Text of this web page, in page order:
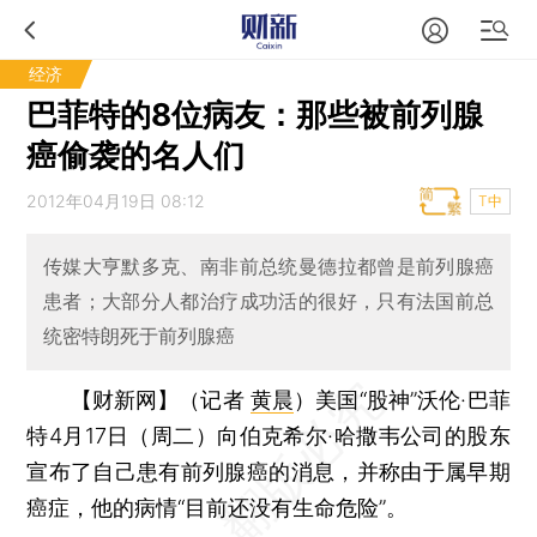
经济
巴菲特的8位病友：那些被前列腺
癌偷袭的名人们
2012年04月19日 08:12 T中
传媒大亨默多克、南非前总统曼德拉都曾是前列腺癌
患者；大部分人都治疗成功活的很好，只有法国前总
统密特朗死于前列腺癌
【财新网】（记者 黄晨） 美国“股神”沃伦·巴菲
特4月17日（周二）向伯克希尔·哈撒韦公司的股东
宣布了自己患有前列腺癌的消息，并称由于属早期
癌症，他的病情“目前还没有生命危险”。